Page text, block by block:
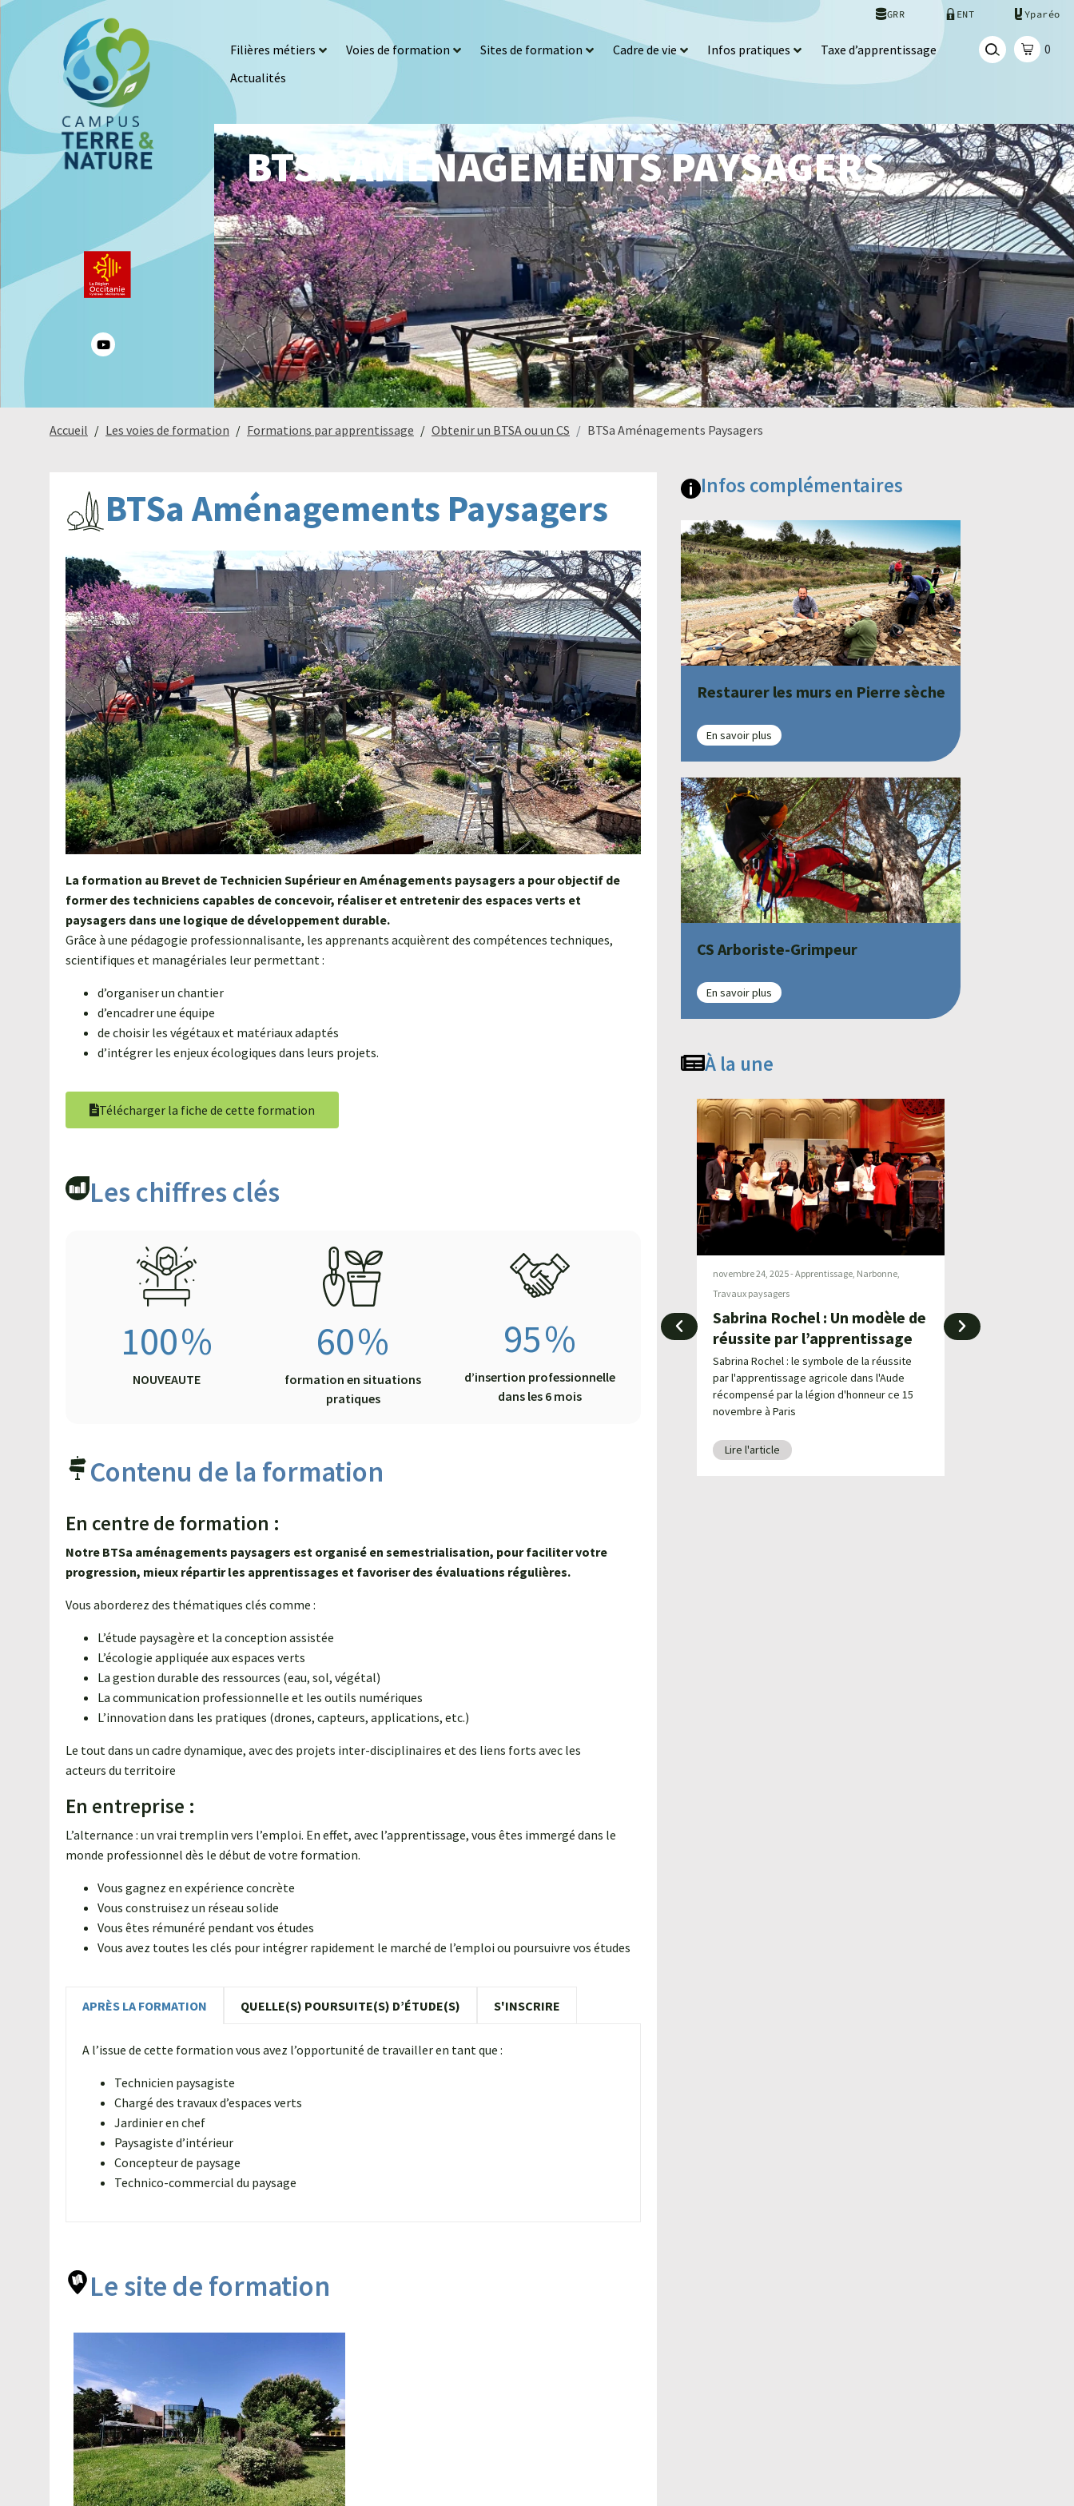
GRR ENT Yparéo
Filières métiers Voies de formation Sites de formation Cadre de vie Infos pratiques
Taxe d’apprentissage
Actualités
0
BTSA AMÉNAGEMENTS PAYSAGERS
Accueil Les voies de formation Formations par apprentissage Obtenir un BTSA ou un CS BTSa Aménagements Paysagers
BTSa Aménagements Paysagers
La formation au Brevet de Technicien Supérieur en Aménagements paysagers a pour objectif de
former des techniciens capables de concevoir, réaliser et entretenir des espaces verts et
paysagers dans une logique de développement durable.
Grâce à une pédagogie professionnalisante, les apprenants acquièrent des compétences techniques,
scientifiques et managériales leur permettant :
d’organiser un chantier
d’encadrer une équipe
de choisir les végétaux et matériaux adaptés
d’intégrer les enjeux écologiques dans leurs projets.
Télécharger la fiche de cette formation
Les chiffres clés​
100%
NOUVEAUTE
60%
formation en situations
pratiques
95%
d’insertion professionnelle
dans les 6 mois
Contenu de la formation
En centre de formation :
Notre BTSa aménagements paysagers est organisé en semestrialisation, pour faciliter votre
progression, mieux répartir les apprentissages et favoriser des évaluations régulières.
Vous aborderez des thématiques clés comme :
L’étude paysagère et la conception assistée
L’écologie appliquée aux espaces verts
La gestion durable des ressources (eau, sol, végétal)
La communication professionnelle et les outils numériques
L’innovation dans les pratiques (drones, capteurs, applications, etc.)
Le tout dans un cadre dynamique, avec des projets inter-disciplinaires et des liens forts avec les
acteurs du territoire
En entreprise :
L’alternance : un vrai tremplin vers l’emploi. En effet, avec l’apprentissage, vous êtes immergé dans le
monde professionnel dès le début de votre formation.
Vous gagnez en expérience concrète
Vous construisez un réseau solide
Vous êtes rémunéré pendant vos études
Vous avez toutes les clés pour intégrer rapidement le marché de l’emploi ou poursuivre vos études
APRÈS LA FORMATION QUELLE(S) POURSUITE(S) D’ÉTUDE(S) S'INSCRIRE
A l’issue de cette formation vous avez l’opportunité de travailler en tant que :
Technicien paysagiste
Chargé des travaux d’espaces verts
Jardinier en chef
Paysagiste d’intérieur
Concepteur de paysage
Technico-commercial du paysage
Le site de formation
Infos complémentaires
Restaurer les murs en Pierre sèche
En savoir plus
CS Arboriste-Grimpeur
En savoir plus
À la une
Actualités,Aménagement paysager
Filières métiers
Le site de Narbonne
s’embellit grâce à la filière
travaux paysagers
novembre 24, 2025-Apprentissage, Narbonne,
Travaux paysagers
Sabrina Rochel : Un modèle de
réussite par l’apprentissage
Sabrina Rochel : le symbole de la réussite
par l'apprentissage agricole dans l'Aude
récompensé par la légion d'honneur ce 15
novembre à Paris
Lire l'article